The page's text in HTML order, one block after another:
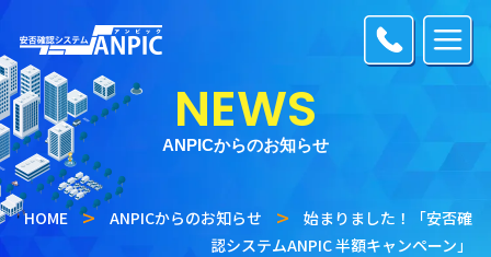
NEWS
ANPICからのお知らせ
HOME ANPICからのお知らせ
始まりました！「安否確
認システムANPIC 半額キャンペーン」